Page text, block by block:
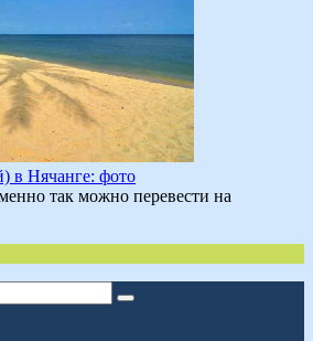
в Нячанге: фото
так можно перевести на